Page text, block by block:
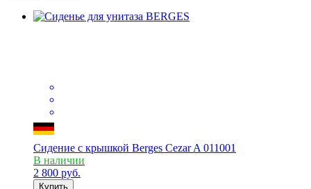
Сидение с крышкой Berges Cezar A 011001
В наличии
2 800 руб.
Купить